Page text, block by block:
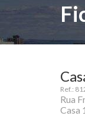
Ref.:
Rua
Casa